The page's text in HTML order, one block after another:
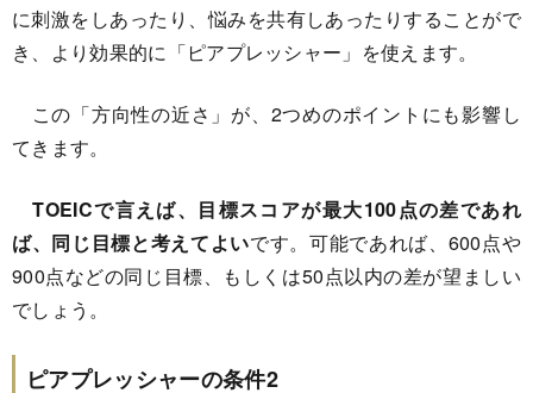
に刺激をしあったり、悩みを共有しあったりすることがで
き、より効果的に「ピアプレッシャー」を使えます。
この「方向性の近さ」が、2つめのポイントにも影響し
てきます。
TOEICで言えば、目標スコアが最大100点の差であれ
ば、同じ目標と考えてよいです。可能であれば、600点や
900点などの同じ目標、もしくは50点以内の差が望ましい
でしょう。
ピアプレッシャーの条件2